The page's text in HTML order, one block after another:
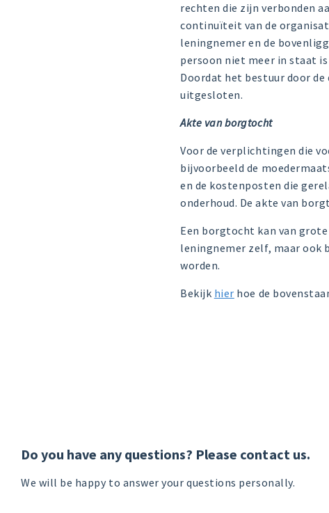
rechten die zijn verbonden
continuïteit van de
leningnemer en de
persoon niet meer in staat
Doordat het bestuur door
uitgesloten.
Akte van borgtocht
Voor de verplichtingen die
bijvoorbeeld de
en de kostenposten die
onderhoud. De akte van
Een borgtocht kan van
leningnemer zelf, maar ook
worden.
Bekijk hier hoe de
Do you have any questions? Please contact us.
We will be happy to answer your questions personally.